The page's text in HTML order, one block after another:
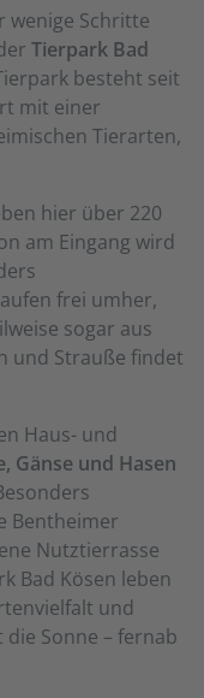
wenige Schritte
Tierpark Bad
besteht seit
mit einer
Tierarten,
hier über 220
am Eingang wird
frei umher,
sogar aus
und Strauße findet
Haus- und
Gänse und Hasen
Bentheimer
Nutztierrasse
Bad Kösen leben
und
Sonne – fernab